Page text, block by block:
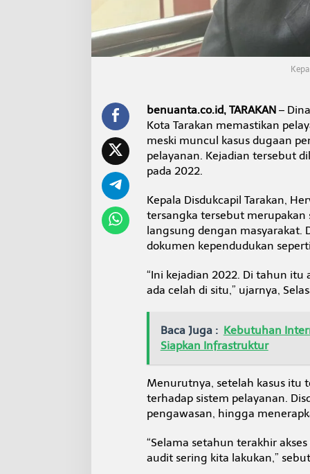
l
a
r
T
e
r
u
n
a
p
,
a
y
a
n
K
i
D
i
e
r
benuanta.co.id, TARAKAN–
Kota Tarakan memastikan
meski muncul kasus dugaan
pelayanan. Kejadian tersebut
pada 2022.
Kepala Disdukcapil Tarakan,
tersangka tersebut
langsung dengan masyarakat.
dokumen kependudukan
“Ini kejadian 2022. Di tahun itu
ada celah di situ,” ujarnya,
Baca Juga : Kebutuhan
Siapkan Infrastruktur
Menurutnya, setelah kasus itu
terhadap sistem pelayanan.
pengawasan, hingga
“Selama setahun terakhir
audit sering kita lakukan,”